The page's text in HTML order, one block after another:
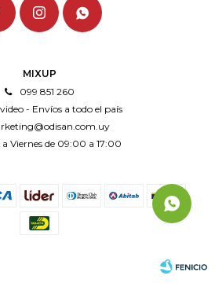
MIXUP
099 851 260
- Envíos a todo el país
a Viernes de 09:00 a 17:00
 